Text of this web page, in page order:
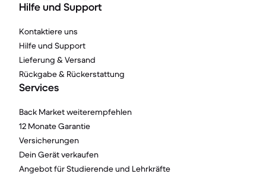
Hilfe und Support
Kontaktiere uns
Hilfe und Support
Lieferung & Versand
Rückgabe & Rückerstattung
Services
Back Market weiterempfehlen
12 Monate Garantie
Versicherungen
Dein Gerät verkaufen
Angebot für Studierende und Lehrkräfte